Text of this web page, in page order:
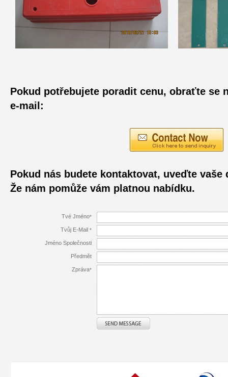
Pokud potřebujete poradit cenu, obraťte se
e-mail:
Pokud nás budete kontaktovat, uveďte vaše
Že nám pomůže vám platnou nabídku.
Tvé Jméno*
Tvůj E-Mail *
Jméno Společnosti
Předmět
Zpráva*